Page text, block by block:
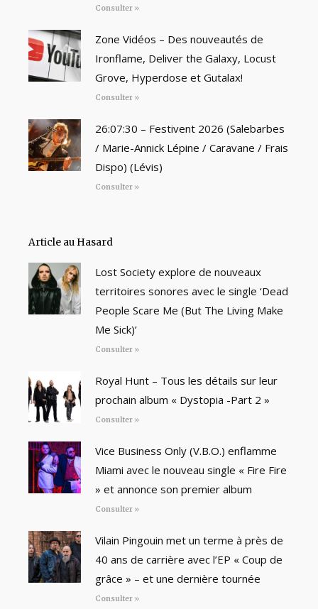
Consulter »
Zone Vidéos – Des nouveautés de
Ironflame, Deliver the Galaxy, Locust
Grove, Hyperdose et Gutalax!
Consulter »
26:07:30 – Festivent 2026 (Salebarbes
/ Marie-Annick Lépine / Caravane / Frais
Dispo) (Lévis)
Consulter »
Article au Hasard
Lost Society explore de nouveaux
territoires sonores avec le single ‘Dead
People Scare Me (But The Living Make
Me Sick)’
Consulter »
Royal Hunt – Tous les détails sur leur
prochain album « Dystopia -Part 2 »
Consulter »
Vice Business Only (V.B.O.) enflamme
Miami avec le nouveau single « Fire Fire
» et annonce son premier album
Consulter »
Vilain Pingouin met un terme à près de
40 ans de carrière avec l’EP « Coup de
grâce » – et une dernière tournée
Consulter »